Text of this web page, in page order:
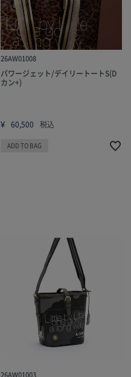
26AW01008
パワージェット/デイリートートS(D
カン+)
¥ 60,500 税込
ADD TO BAG
26AW01003